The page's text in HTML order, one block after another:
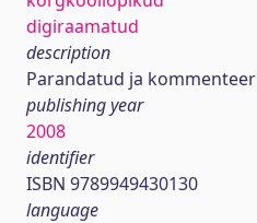
digiraamatud
description
Parandatud ja
publishing year
2008
identifier
ISBN 9789949430130
language